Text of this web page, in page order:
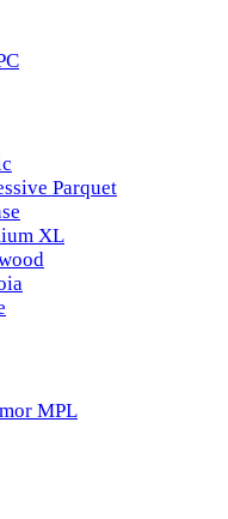
Parquet
XL
MPL